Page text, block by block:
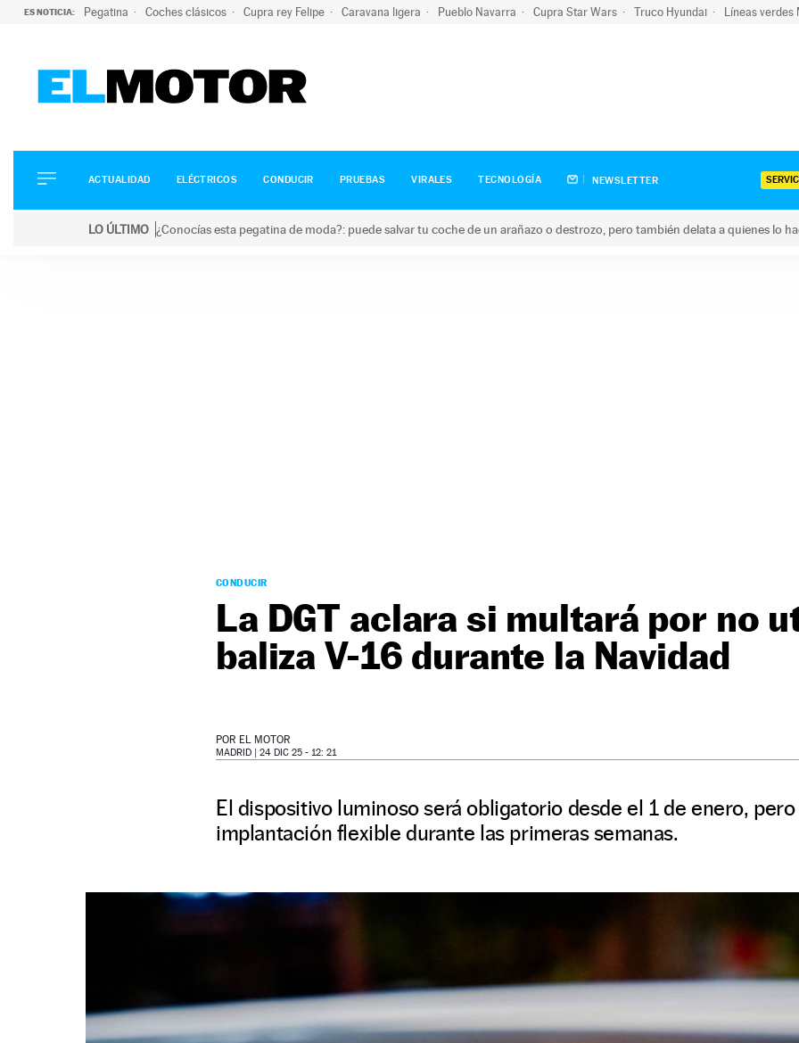
ES NOTICIA: Pegatina Coches clásicos Cupra rey Felipe Caravana ligera Pueblo Navarra Cupra Star Wars Truco Hyundai Líneas verdes
ELÉCTRICOS
CONDUCIR
ACTUALIDAD ELÉCTRICOS CONDUCIR PRUEBAS VIRALES TECNOLOGÍA NEWSLETTER
LO ÚLTIMO ¿Conocías esta pegatina de moda?: puede salvar tu coche de un arañazo o destrozo, pero también delata a quienes lo
CONDUCIR
La DGT aclara si multará por no
baliza V-16 durante la Navidad
POR EL MOTOR
MADRID | 24 DIC 25 - 12: 21
El dispositivo luminoso será obligatorio desde el 1 de enero,
implantación flexible durante las primeras semanas.